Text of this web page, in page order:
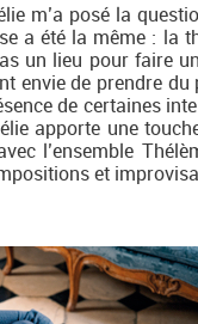
m’a posé la
a été la même : la
un lieu pour faire
envie de prendre
de certaines
apporte une
l’ensemble
et